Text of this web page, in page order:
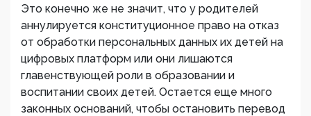
Это конечно же не значит, что у родителей
аннулируется конституционное право на отказ
от обработки персональных данных их детей на
цифровых платформ или они лишаются
главенствующей роли в образовании и
воспитании своих детей. Остается еще много
законных оснований, чтобы остановить перевод